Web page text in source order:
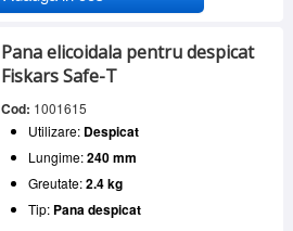
Pana elicoidala pentru despicat
Fiskars Safe-T
Cod: 1001615
Utilizare: Despicat
Lungime:240 mm
Greutate:2.4 kg
Tip: Pana despicat